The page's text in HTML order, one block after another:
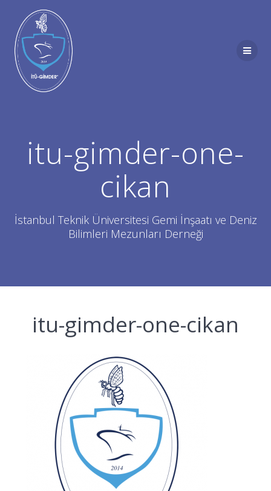
itu-gimder-one-
cikan
İstanbul Teknik Üniversitesi Gemi İnşaatı ve Deniz
Bilimleri Mezunları Derneği
itu-gimder-one-cikan